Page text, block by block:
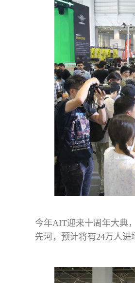
今年AIT迎来十周年大典
先河，预计将有24万人进